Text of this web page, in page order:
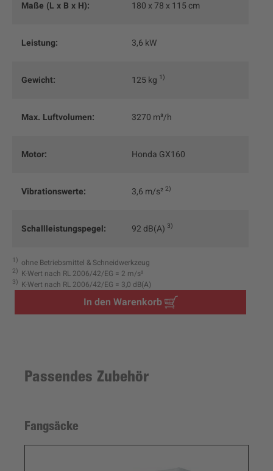
Maße (L x B x H): 180 x 78 x 115 cm
Leistung: 3,6 kW
Gewicht: 125 kg 1
Max. Luftvolumen: 3270 m³/h
Motor: Honda GX160
Vibrationswerte: 3,6 m/s² 2
Schallleistungspegel: 92 dB(A) 3
1 ohne Betriebsmittel & Schneidwerkzeug
2 K-Wert nach RL 2006/42/EG = 2 m/s²
3 K-Wert nach RL 2006/42/EG = 3,0 dB(A)
In den Warenkorb
Passendes Zubehör
Fangsäcke